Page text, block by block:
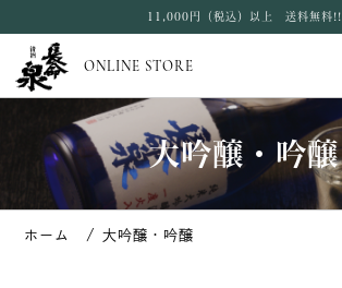
11,000円（税込）以上 送料無料!!
ONLINE STORE
大吟醸・吟醸
大吟醸・吟醸